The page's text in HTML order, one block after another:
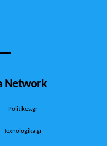
Network
Politikes.gr
Texnologika.gr